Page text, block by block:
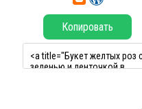
Копировать